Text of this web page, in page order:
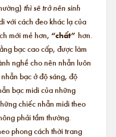
thì sẽ trở nên sinh
với cách đeo khác lạ của
mới mẻ hơn, “chất” hơn.
bạc cao cấp, được làm
nghề cho nên nhẫn luôn
bạc ở độ sáng, độ
bạc midi của những
chiếc nhẫn midi theo
phải tầm thường.
phong cách thời trang